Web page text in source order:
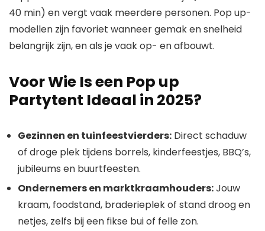
40 min) en vergt vaak meerdere personen. Pop up-
modellen zijn favoriet wanneer gemak en snelheid
belangrijk zijn, en als je vaak op- en afbouwt.
Voor Wie Is een Pop up
Partytent Ideaal in 2025?
Gezinnen en tuinfeestvierders: Direct schaduw
of droge plek tijdens borrels, kinderfeestjes, BBQ’s,
jubileums en buurtfeesten.
Ondernemers en marktkraamhouders:Jouw
kraam, foodstand, braderieplek of stand droog en
netjes, zelfs bij een fikse bui of felle zon.